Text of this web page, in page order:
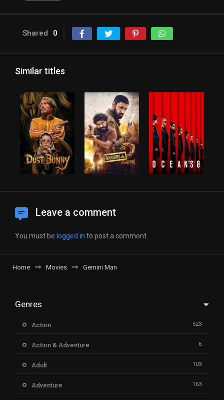
Shared 0
Similar titles
Leave a comment
You must be logged in to post a comment.
Home Movies Gemini Man
Genres
Action 523
Action & Adventure 6
Adult 103
Adventure 163